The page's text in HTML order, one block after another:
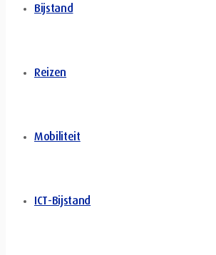
Bijstand
Reizen
Mobiliteit
ICT-Bijstand